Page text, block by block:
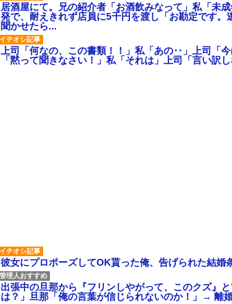
居酒屋にて。兄の紹介者「お酒飲みなって」私「未
発で、耐えきれず店員に5千円を渡し「お勘定です
聞かせたら...
上司「何なの、この書類！！」私「あの‥」上司「
「黙って聞きなさい！」私「それは」上司「言い訳
彼女にプロポーズしてOK貰った俺、告げられた結婚
出張中の旦那から『フリンしやがって、このクズ』
は？」旦那「俺の言葉が信じられないのか！」→ 離